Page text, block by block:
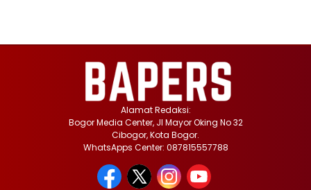
Alamat Redaksi:
Bogor Media Center, Jl Mayor Oking No 32
Cibogor, Kota Bogor.
WhatsApps Center: 087815557788